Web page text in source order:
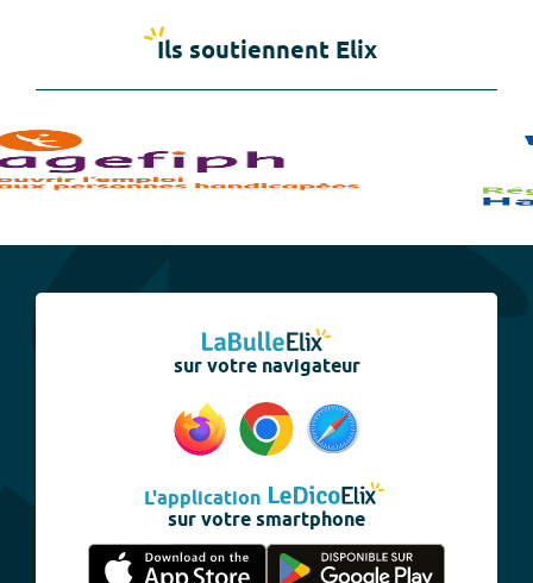
Ils soutiennent Elix
sur votre navigateur
L'application
sur votre smartphone